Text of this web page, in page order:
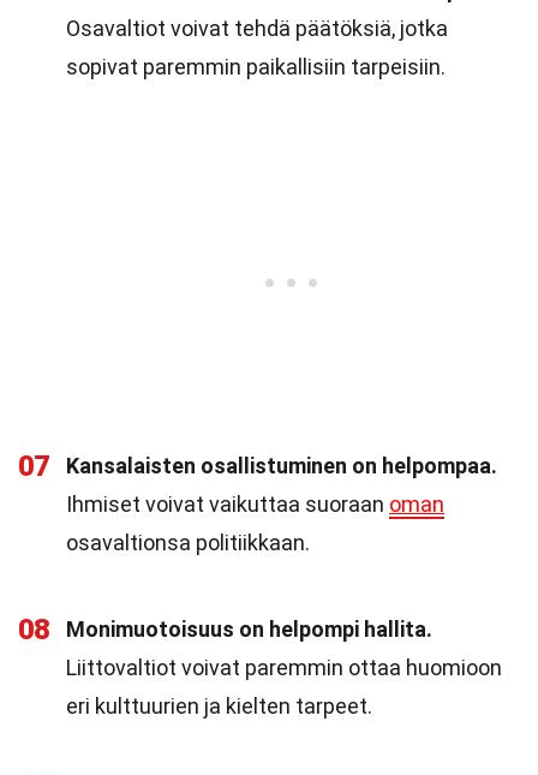
Osavaltiot voivat tehdä päätöksiä, jotka
sopivat paremmin paikallisiin tarpeisiin.
07
Kansalaisten osallistuminen on helpompaa.
Ihmiset voivat vaikuttaa suoraan oman
osavaltionsa politiikkaan.
08
Monimuotoisuus on helpompi hallita.
Liittovaltiot voivat paremmin ottaa huomioon
eri kulttuurien ja kielten tarpeet.